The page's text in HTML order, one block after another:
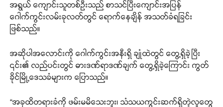
အရွယ် ကျောင်းသူတစ်ဦးသည် စာသင်ပြီးကျောင်းအပြန်
ဂေါက်ကွင်းလမ်းခုလတ်တွင် ရောက်နေချိန် အသတ်ခံရခြင်း
ဖြစ်သည်။
အဆိုပါအလောင်းကို ဂေါက်ကွင်းအနီးရှိ ချုံထဲတွင် တွေ့ရှိခဲ့ပြီး
၎င်း၏ လည်ပင်းတွင် ဓားဒဏ်ရာဒဏ်ချက် တွေ့ရှိခဲ့ကြောင်း ကွတ်
ခိုင်မြို့ဒေသခံများက ပြောသည်။
“အခုထိတရားခံကို ဖမ်းမမိသေးဘူး၊ သံသယကွင်းဆက်ရှိတဲ့လူတွေ